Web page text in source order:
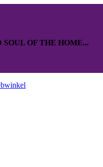
OF THE HOME...